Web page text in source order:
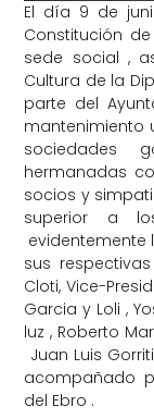
El día 9 de
Constitución
sede social ,
Cultura de la
parte del
mantenimiento
sociedades
hermanadas
socios y
superior a
evidentemente
sus
Cloti, Vice-
Garcia y Loli ,
luz , Roberto
Juan Luis
acompañado
del Ebro .